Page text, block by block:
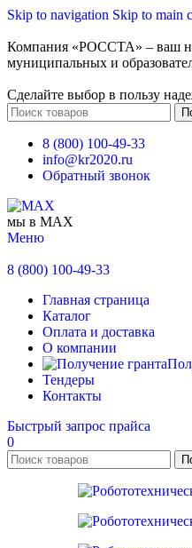
Skip to navigation Skip to main
Компания «РОССТА» – ваш
муниципальных и
Сделайте выбор в пользу
8 (800) 100-49-33
info@kr2020.ru
Обратный звонок
мы в MAX
Меню
8 (800) 100-49-33
Главная страница
Каталог
Оплата и доставка
О компании
Тендеры
Контакты
Быстрый запрос прайса
0